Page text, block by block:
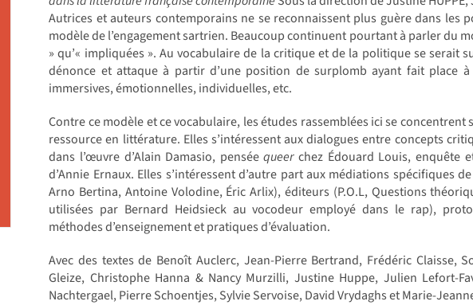
Autrices et auteurs contemporains ne se reconnaissent plus guère dans les
modèle de l’engagement sartrien. Beaucoup continuent pourtant à parler du
» qu’« impliquées ». Au vocabulaire de la critique et de la politique se serait
dénonce et attaque à partir d’une position de surplomb ayant fait place
immersives, émotionnelles, individuelles, etc.
Contre ce modèle et ce vocabulaire, les études rassemblées ici se
ressource en littérature. Elles s’intéressent aux dialogues entre concepts
dans l’œuvre d’Alain Damasio, penséequeerchez Édouard Louis, enquête
d’Annie Ernaux. Elles s’intéressent d’autre part aux médiations spécifiques
Arno Bertina, Antoine Volodine, Éric Arlix), éditeurs (P.O.L, Questions
utilisées par Bernard Heidsieck au vocodeur employé dans le rap),
méthodes d’enseignement et pratiques d’évaluation.
Avec des textes de Benoît Auclerc, Jean-Pierre Bertrand, Frédéric Claisse,
Gleize, Christophe Hanna & Nancy Murzilli, Justine Huppe, Julien Lefort-
Nachtergael, Pierre Schoentjes, Sylvie Servoise, David Vrydaghs et Marie-